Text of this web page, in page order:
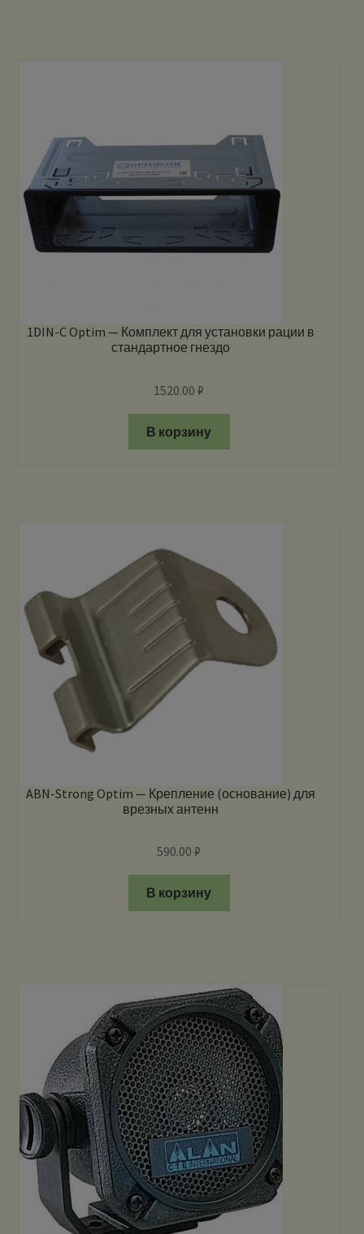
1DIN-C Optim — Комплект для установки рации в
стандартное гнездо
1520.00₽
В корзину
ABN-Strong Optim — Крепление (основание) для
врезных антенн
590.00₽
В корзину